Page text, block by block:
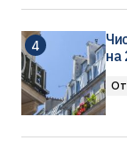
на